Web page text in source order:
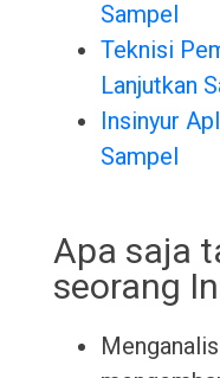
Sampel
Teknisi
Lanjutkan
Insinyur
Sampel
Apa saja
seorang